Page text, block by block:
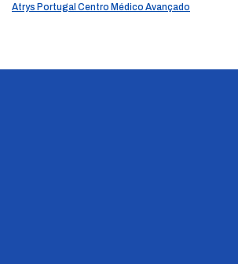
Atrys Portugal Centro Médico Avançado